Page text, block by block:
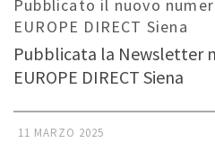
Pubblicato il nuovo
EUROPE DIRECT Siena
Pubblicata la Newsletter
EUROPE DIRECT Siena
11 MARZO 2025